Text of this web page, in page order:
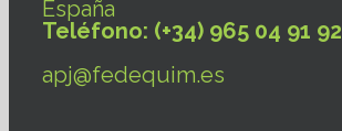
España
Teléfono: (+34) 965 04 91 92
apj@fedequim.es